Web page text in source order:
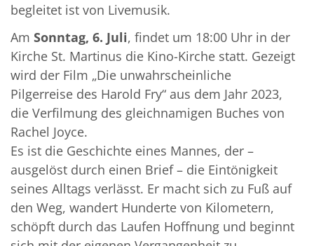
begleitet ist von Livemusik.
Am Sonntag, 6. Juli, findet um 18:00 Uhr in der
Kirche St. Martinus die Kino-Kirche statt. Gezeigt
wird der Film „Die unwahrscheinliche
Pilgerreise des Harold Fry“ aus dem Jahr 2023,
die Verfilmung des gleichnamigen Buches von
Rachel Joyce.
Es ist die Geschichte eines Mannes, der –
ausgelöst durch einen Brief – die Eintönigkeit
seines Alltags verlässt. Er macht sich zu Fuß auf
den Weg, wandert Hunderte von Kilometern,
schöpft durch das Laufen Hoffnung und beginnt